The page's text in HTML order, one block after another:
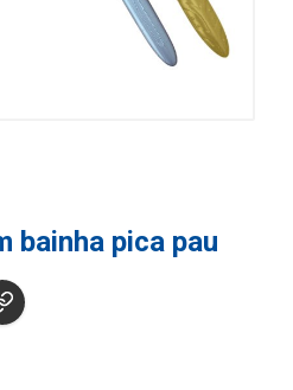
bainha pica pau